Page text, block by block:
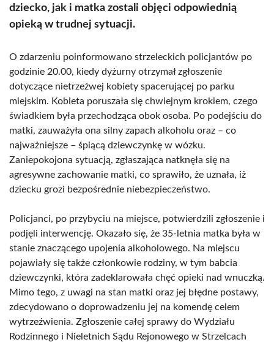
dziecko, jak i matka zostali objęci odpowiednią
opieką w trudnej sytuacji.
O zdarzeniu poinformowano strzeleckich policjantów po
godzinie 20.00, kiedy dyżurny otrzymał zgłoszenie
dotyczące nietrzeźwej kobiety spacerującej po parku
miejskim. Kobieta poruszała się chwiejnym krokiem, czego
świadkiem była przechodząca obok osoba. Po podejściu do
matki, zauważyła ona silny zapach alkoholu oraz – co
najważniejsze – śpiącą dziewczynkę w wózku.
Zaniepokojona sytuacją, zgłaszająca natknęła się na
agresywne zachowanie matki, co sprawiło, że uznała, iż
dziecku grozi bezpośrednie niebezpieczeństwo.
Policjanci, po przybyciu na miejsce, potwierdzili zgłoszenie i
podjęli interwencję. Okazało się, że 35-letnia matka była w
stanie znaczącego upojenia alkoholowego. Na miejscu
pojawiały się także członkowie rodziny, w tym babcia
dziewczynki, która zadeklarowała chęć opieki nad wnuczką.
Mimo tego, z uwagi na stan matki oraz jej błędne postawy,
zdecydowano o doprowadzeniu jej na komendę celem
wytrzeźwienia. Zgłoszenie całej sprawy do Wydziału
Rodzinnego i Nieletnich Sądu Rejonowego w Strzelcach